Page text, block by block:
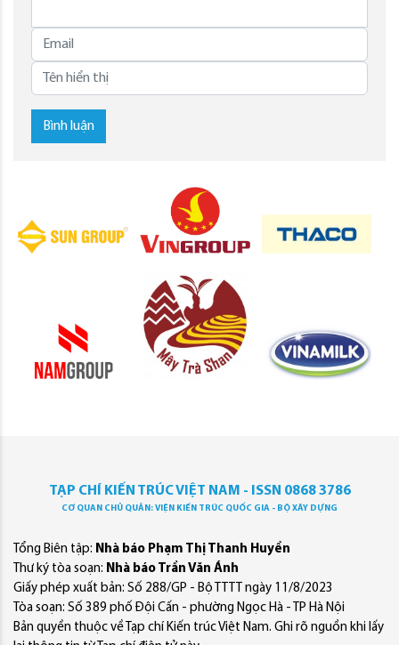
Bình luận
TẠP CHÍ KIẾN TRÚC VIỆT NAM - ISSN 0868 3786
CƠ QUAN CHỦ QUẢN: VIỆN KIẾN TRÚC QUỐC GIA - BỘ XÂY DỰNG
Tổng Biên tập: Nhà báo Phạm Thị Thanh Huyền
Thư ký tòa soạn: Nhà báo Trần Văn Ánh
Giấy phép xuất bản: Số 288/GP - Bộ TTTT ngày 11/8/2023
Tòa soạn: Số 389 phố Đội Cấn - phường Ngọc Hà - TP Hà Nội
Bản quyền thuộc về Tạp chí Kiến trúc Việt Nam. Ghi rõ nguồn khi lấy